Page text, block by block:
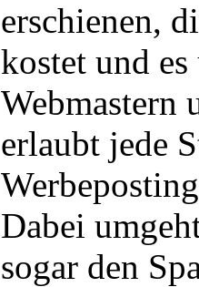
erschienen,
kostet und es
Webmastern
erlaubt jede
Dabei
sogar den